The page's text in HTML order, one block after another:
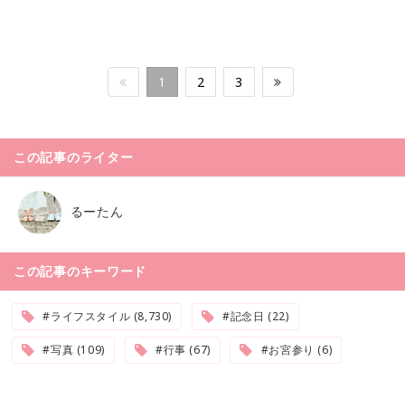
1 2 3
この記事のライター
るーたん
この記事のキーワード
#ライフスタイル (8,730) #記念日 (22)
#写真 (109) #行事 (67) #お宮参り (6)